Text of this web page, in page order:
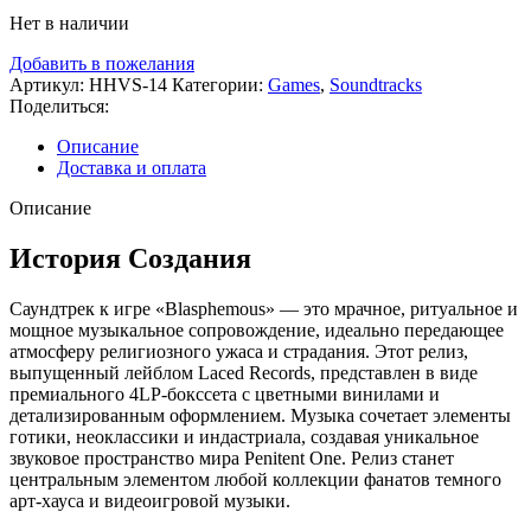
Нет в наличии
Добавить в пожелания
Артикул: HHVS-14 Категории: Games, Soundtracks
Поделиться:
Описание
Доставка и оплата
Описание
История Создания
Саундтрек к игре «Blasphemous» — это мрачное, ритуальное и
мощное музыкальное сопровождение, идеально передающее
атмосферу религиозного ужаса и страдания. Этот релиз,
выпущенный лейблом Laced Records, представлен в виде
премиального 4LP-бокссета с цветными винилами и
детализированным оформлением. Музыка сочетает элементы
готики, неоклассики и индастриала, создавая уникальное
звуковое пространство мира Penitent One. Релиз станет
центральным элементом любой коллекции фанатов темного
арт-хауса и видеоигровой музыки.